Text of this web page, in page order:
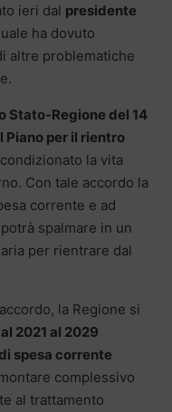
ieri dal presidente
ha dovuto
altre problematiche
Stato-Regione del 14
Piano per il rientro
la vita
Con tale accordo la
corrente e ad
spalmare in un
per rientrare dal
la Regione si
2021 al 2029
spesa corrente
complessivo
al trattamento